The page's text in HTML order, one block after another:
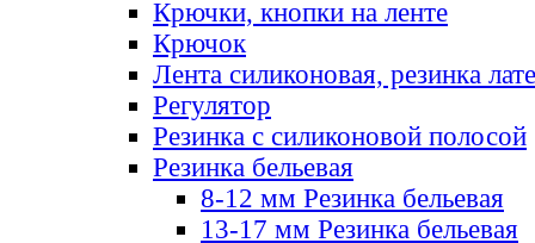
Крючки, кнопки на ленте
Крючок
Лента силиконовая, резинка
Регулятор
Резинка с силиконовой полосой
Резинка бельевая
8-12 мм Резинка бельевая
13-17 мм Резинка бельевая